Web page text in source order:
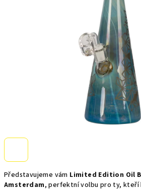
Představujeme vám Limited Edition Oil
Amsterdam, perfektní volbu pro ty, kteří